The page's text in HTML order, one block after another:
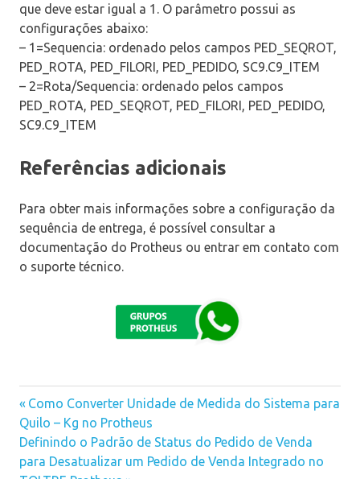
que deve estar igual a 1. O parâmetro possui as
configurações abaixo:
– 1=Sequencia: ordenado pelos campos PED_SEQROT,
PED_ROTA, PED_FILORI, PED_PEDIDO, SC9.C9_ITEM
– 2=Rota/Sequencia: ordenado pelos campos
PED_ROTA, PED_SEQROT, PED_FILORI, PED_PEDIDO,
SC9.C9_ITEM
Referências adicionais
Para obter mais informações sobre a configuração da
sequência de entrega, é possível consultar a
documentação do Protheus ou entrar em contato com
o suporte técnico.
Navegação
de
Previous
Post:
Como Converter Unidade de Medida do Sistema para
Quilo – Kg no Protheus
Next
Post:
Definindo o Padrão de Status do Pedido de Venda
para Desatualizar um Pedido de Venda Integrado no